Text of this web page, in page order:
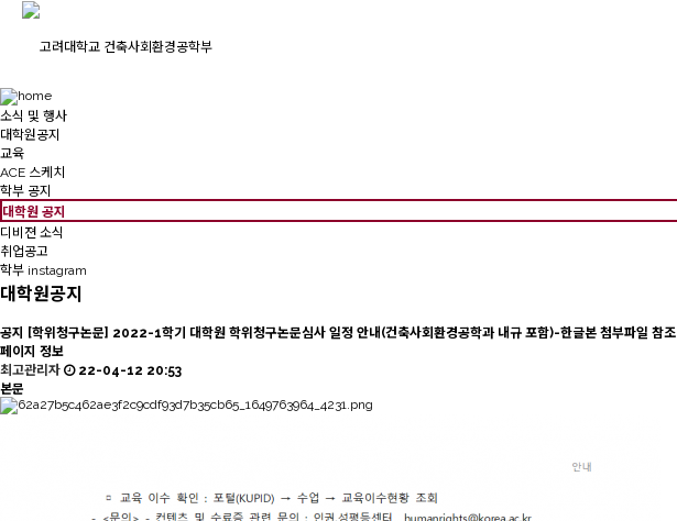
소식 및 행사
대학원공지
교육
ACE 스케치
학부 공지
대학원 공지
디비젼 소식
취업공고
학부 instagram
대학원공지
공지
[학위청구논문] 2022-1학기 대학원 학위청구논문심사 일정 안내(건축사회환경공학과 내규 포함)-한글본 첨부파일 참조
페이지 정보
최고관리자
22-04-12 20:53
본문